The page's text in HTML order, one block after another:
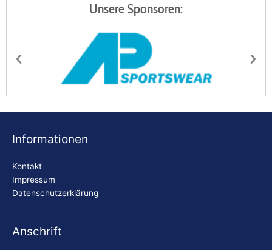
Unsere Sponsoren:
AP Sportswear
Informationen
Kontakt
Impressum
Datenschutzerklärung
Anschrift